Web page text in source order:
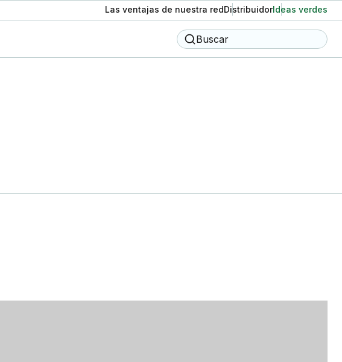
Las ventajas de nuestra redDistribuidorIdeas verdes
Buscar